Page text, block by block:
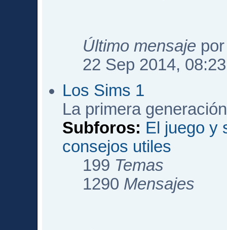
Último mensaje
22 Sep 2014, 08:23
Los Sims 1
La primera
Subforos: El juego y
consejos utiles
199 Temas
1290 Mensajes